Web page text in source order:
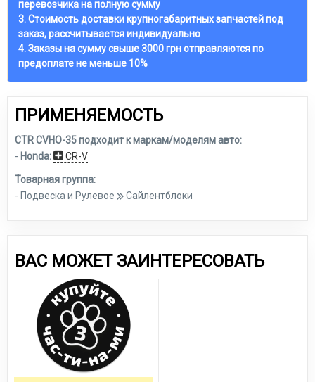
перевозчика на полную сумму
3. Стоимость доставки крупногабаритных запчастей под
заказ, рассчитывается индивидуально
4. Заказы на сумму свыше 3000 грн отправляются по
предоплате не меньше 10%
ПРИМЕНЯЕМОСТЬ
CTR CVHO-35 подходит к маркам/моделям авто:
- Honda: CR-V
Товарная группа:
- Подвеска и Рулевое
Сайлентблоки
ВАС МОЖЕТ ЗАИНТЕРЕСОВАТЬ